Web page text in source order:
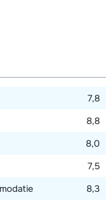
7,8
8,8
8,0
7,5
8,3